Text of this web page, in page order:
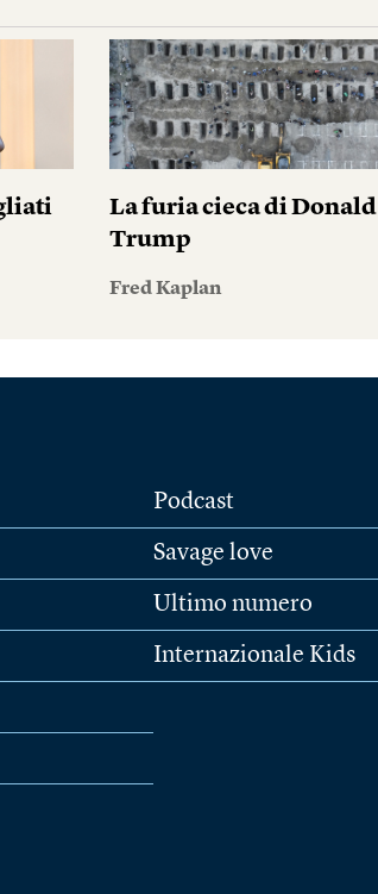
La furia cieca di Donald
Trump
Fred Kaplan
Podcast
Savage love
Ultimo numero
Internazionale Kids